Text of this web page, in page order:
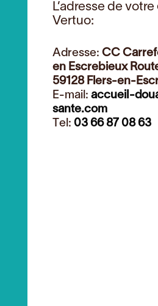
L’adresse de votre
Vertuo:
Adresse: CC
en Escrebieux
59128 Flers-en-
E-mail: accueil-
sante.com
Tel: 03 66 87 08 63